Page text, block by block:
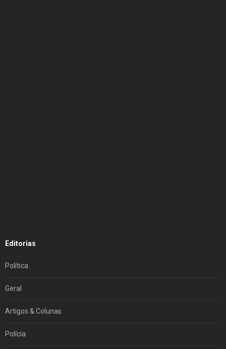
Editorias
Política
Geral
Artigos & Colunas
Polícia